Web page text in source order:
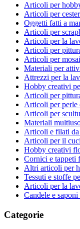
Articoli per
Articoli per
Oggetti fatti a
Articoli per
Articoli per la
Articoli per
Articoli per
Materiali per
Attrezzi per la
Hobby creativi
Articoli per
Articoli per perle
Articoli per
Materiali
Articoli e filati
Articoli per il
Hobby creativi
Cornici e tappeti
Altri articoli per
Tessuti e stoffe
Articoli per la
Candele e
Categorie